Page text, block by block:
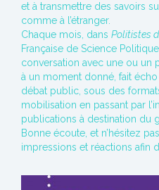
et à transmettre des savoirs
comme à l’étranger.
Chaque mois, dans Politistes
Française de Science
conversation avec une ou un
à un moment donné, fait écho
débat public, sous des
mobilisation en passant par
publications à destination du
Bonne écoute, et n’hésitez
impressions et réactions afin